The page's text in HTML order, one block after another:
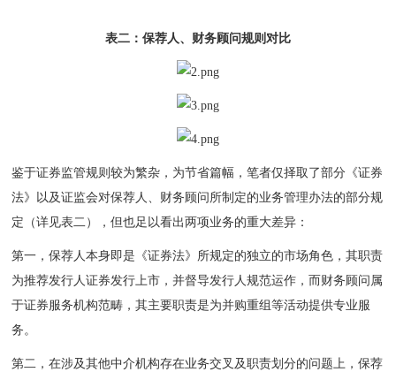
表二：保荐人、财务顾问规则对比
鉴于证券监管规则较为繁杂，为节省篇幅，笔者仅择取了部分《证券
法》以及证监会对保荐人、财务顾问所制定的业务管理办法的部分规
定（详见表二），但也足以看出两项业务的重大差异：
第一，保荐人本身即是《证券法》所规定的独立的市场角色，其职责
为推荐发行人证券发行上市，并督导发行人规范运作，而财务顾问属
于证券服务机构范畴，其主要职责是为并购重组等活动提供专业服
务。
第二，在涉及其他中介机构存在业务交叉及职责划分的问题上，保荐